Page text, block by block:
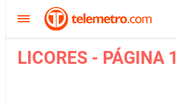
LICORES - PÁGINA 1